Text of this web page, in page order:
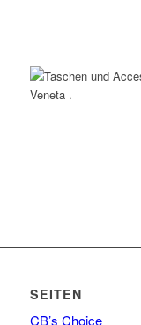
SEITEN
CB’s Choice